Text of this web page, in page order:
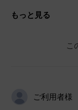
もっと見る
こ
ご利用者様